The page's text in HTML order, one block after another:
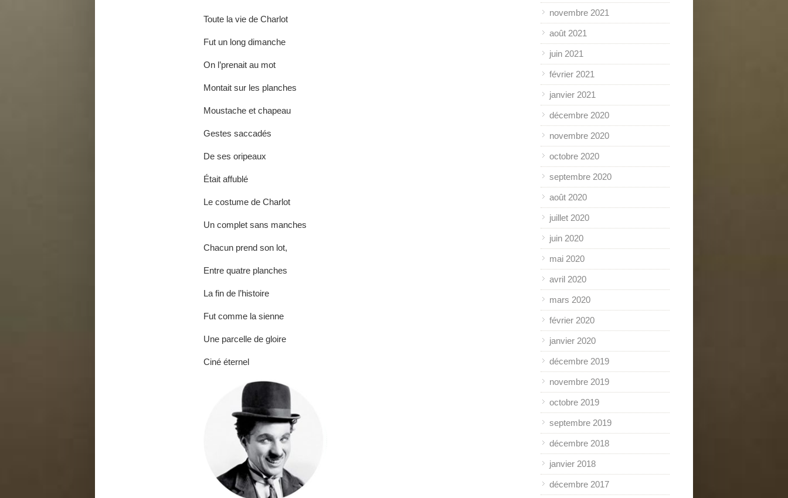
Toute la vie de Charlot
Fut un long dimanche
On l’prenait au mot
Montait sur les planches
Moustache et chapeau
Gestes saccadés
De ses oripeaux
Était affublé
Le costume de Charlot
Un complet sans manches
Chacun prend son lot,
Entre quatre planches
La fin de l’histoire
Fut comme la sienne
Une parcelle de gloire
Ciné éternel
novembre 2021
août 2021
juin 2021
février 2021
janvier 2021
décembre 2020
novembre 2020
octobre 2020
septembre 2020
août 2020
juillet 2020
juin 2020
mai 2020
avril 2020
mars 2020
février 2020
janvier 2020
décembre 2019
novembre 2019
octobre 2019
septembre 2019
décembre 2018
janvier 2018
décembre 2017